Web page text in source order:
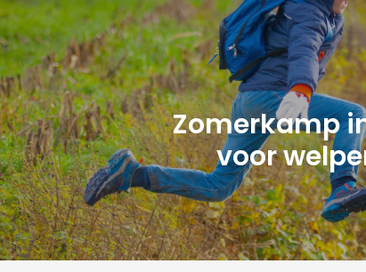
Zomerkamp
voor